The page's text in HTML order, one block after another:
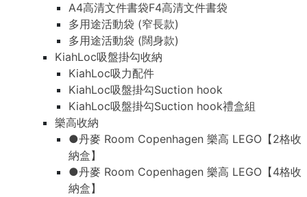
A4高清文件書袋F4高清文件書袋
多用途活動袋 (窄長款)
多用途活動袋 (闊身款)
KiahLoc吸盤掛勾收納
KiahLoc吸力配件
KiahLoc吸盤掛勾Suction hook
KiahLoc吸盤掛勾Suction hook禮盒組
樂高收納
●丹麥 Room Copenhagen 樂高 LEGO【2格收
納盒】
●丹麥 Room Copenhagen 樂高 LEGO【4格收
納盒】